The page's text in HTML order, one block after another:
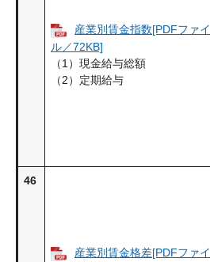
産業別賃金指数[PDFファイ
ル／72KB]
（1）現金給与総額
（2）定期給与
46
産業別賃金格差[PDFファイ